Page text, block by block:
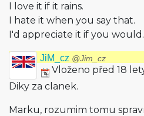
I love it if it rains.
I hate it when you say that.
I'd appreciate it if you
JiM_cz @Jim_cz
Vloženo před 18
Diky za clanek.
Marku, rozumim tomu